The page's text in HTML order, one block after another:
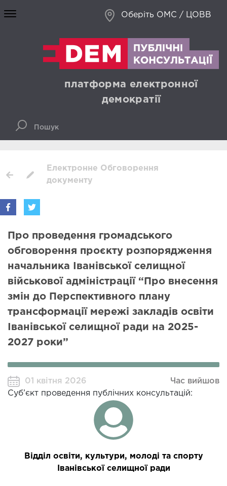
Оберіть ОМС / ЦОВВ
платформа електронної
демократії
Електронне Обговорення
документу
Про проведення громадського
обговорення проєкту розпорядження
начальника Іванівської селищної
військової адміністрації “Про внесення
змін до Перспективного плану
трансформації мережі закладів освіти
Іванівської селищної ради на 2025-
2027 роки”
01 квітня 2026
Час вийшов
Суб’єкт проведення публічних консультацій:
Відділ освіти, культури, молоді та спорту
Іванівської селищної ради